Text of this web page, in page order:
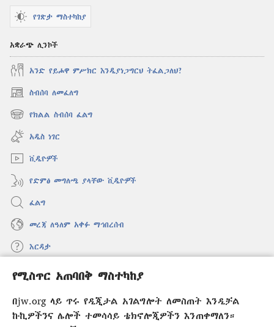
የሚስጥር አጠባበቅ ማስተካከያ
በjw.org ላይ ጥሩ የዲጂታል አገልግሎት ለመስጠት እንዲቻል
ኩኪዎችንና ሌሎች ተመሳሳይ ቴክኖሎጂዎችን እንጠቀማለን።
የገጽታ ማስተካከያ
አቋራጭ ሊንኮች
አንድ የይሖዋ ምሥክር እንዲያነጋግርህ ትፈልጋለህ?
ስብሰባ ለመፈለግ
(አዲስ
ዊንዶው
ክፈት)
የክልል ስብሰባ ፈልግ
(አዲስ
ዊንዶው
ክፈት)
አዲስ ነገር
ቪዲዮዎች
የድምፅ መግለጫ ያላቸው ቪዲዮዎች
ፈልግ
መረጃ ለዓለም አቀፉ ማኅበረሰብ
እርዳታ
መዋጮዎች
(አዲስ
ክፈት)
የመጠበቂያ ግንብ የኢንተርኔት ቤተ መጻሕፍት
(አዲስ